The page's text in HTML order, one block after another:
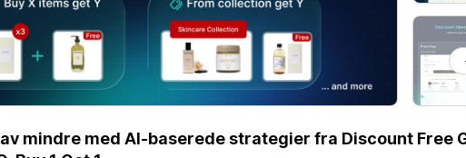
mindre med AI-baserede strategier fra Discount Free